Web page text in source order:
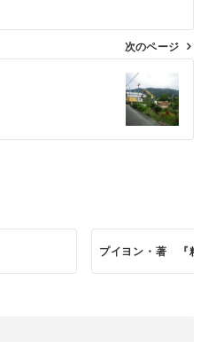
次のページ
プイヨン・著 『粗